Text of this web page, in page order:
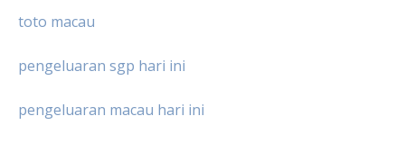
toto macau
pengeluaran sgp hari ini
pengeluaran macau hari ini